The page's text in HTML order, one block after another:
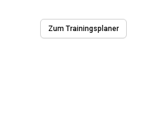
Zum Trainingsplaner